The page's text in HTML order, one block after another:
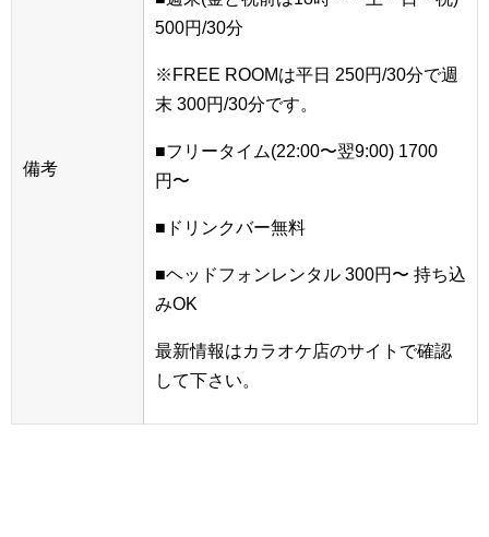
備考
500円/30分
※FREE ROOMは平日 250円/30分で週
末 300円/30分です。
■フリータイム(22:00〜翌9:00) 1700
円〜
■ドリンクバー無料
■ヘッドフォンレンタル 300円〜 持ち込
みOK
最新情報はカラオケ店のサイトで確認
して下さい。